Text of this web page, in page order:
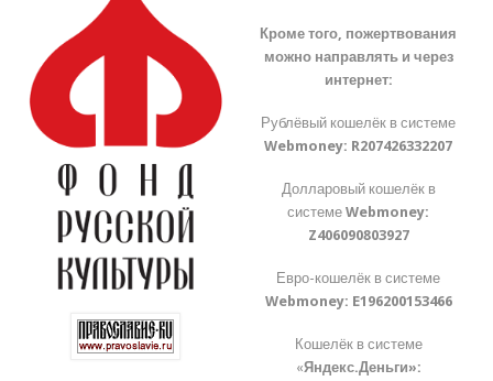
Кроме того, пожертвования
можно направлять и через
интернет:
Рублёвый кошелёк в системе
Webmoney: R207426332207
Долларовый кошелёк в
системеWebmoney:
Z406090803927
Евро-кошелёк в системе
Webmoney: E196200153466
Кошелёк в системе
«Яндекс.Деньги»: